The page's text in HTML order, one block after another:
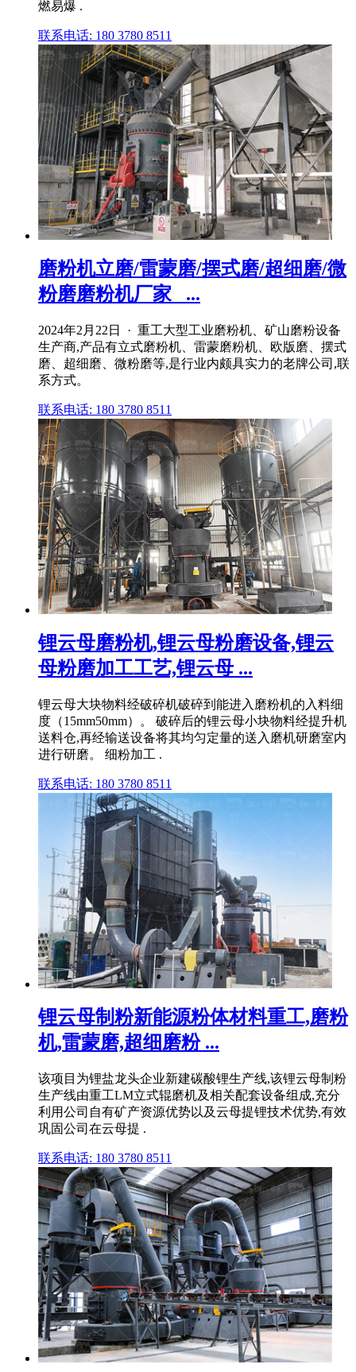
燃易爆 .
联系电话: 180 3780 8511
磨粉机立磨/雷蒙磨/摆式磨/超细磨/微
粉磨磨粉机厂家_ ...
2024年2月22日 · 重工大型工业磨粉机、矿山磨粉设备
生产商,产品有立式磨粉机、雷蒙磨粉机、欧版磨、摆式
磨、超细磨、微粉磨等,是行业内颇具实力的老牌公司,联
系方式。
联系电话: 180 3780 8511
锂云母磨粉机,锂云母粉磨设备,锂云
母粉磨加工工艺,锂云母 ...
锂云母大块物料经破碎机破碎到能进入磨粉机的入料细
度（15mm50mm）。 破碎后的锂云母小块物料经提升机
送料仓,再经输送设备将其均匀定量的送入磨机研磨室内
进行研磨。 细粉加工 .
联系电话: 180 3780 8511
锂云母制粉新能源粉体材料重工,磨粉
机,雷蒙磨,超细磨粉 ...
该项目为锂盐龙头企业新建碳酸锂生产线,该锂云母制粉
生产线由重工LM立式辊磨机及相关配套设备组成,充分
利用公司自有矿产资源优势以及云母提锂技术优势,有效
巩固公司在云母提 .
联系电话: 180 3780 8511